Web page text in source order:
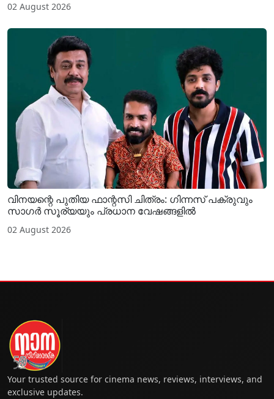
02 August 2026
വിനയന്റെ പുതിയ ഫാന്റസി ചിത്രം: ഗിന്നസ് പക്രുവും
സാഗർ സൂര്യയും പ്രധാന വേഷങ്ങളിൽ
02 August 2026
Your trusted source for cinema news, reviews, interviews, and
exclusive updates.